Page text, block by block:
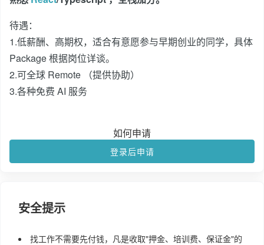
待遇：
1.低薪酬、高期权，适合有意愿参与早期创业的同学，具体
Package 根据岗位详谈。
2.可全球 Remote （提供协助）
3.各种免费 AI 服务
如何申请
登录后申请
安全提示
找工作不需要先付钱，凡是收取"押金、培训费、保证金"的